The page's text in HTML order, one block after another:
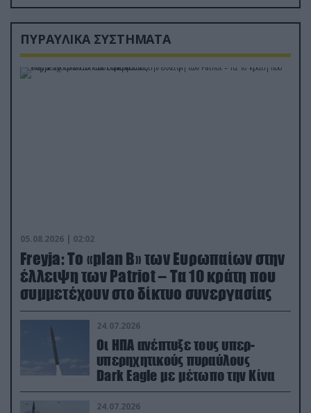
ΠΥΡΑΥΛΙΚΑ ΣΥΣΤΗΜΑΤΑ
05.08.2026 | 02:02
Freyja: Το «plan Β» των Ευρωπαίων στην
έλλειψη των Patriot – Τα 10 κράτη που
συμμετέχουν στο δίκτυο συνεργασίας
24.07.2026
Οι ΗΠΑ ανέπτυξε τους υπερ-
υπερηχητικούς πυραύλους
Dark Eagle με μέτωπο την Κίνα
24.07.2026